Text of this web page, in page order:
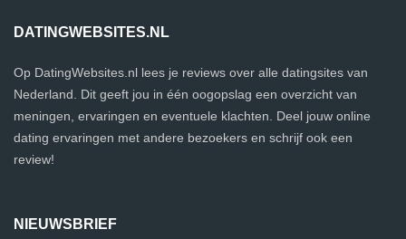
DATINGWEBSITES.NL
Op DatingWebsites.nl lees je reviews over alle datingsites van
Nederland. Dit geeft jou in één oogopslag een overzicht van
meningen, ervaringen en eventuele klachten. Deel jouw online
dating ervaringen met andere bezoekers en schrijf ook een
review!
NIEUWSBRIEF